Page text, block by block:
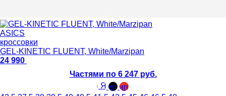
ASICS
кроссовки
GEL-KINETIC FLUENT, White/Marzipan
24 990
Частями по 6 247 руб.